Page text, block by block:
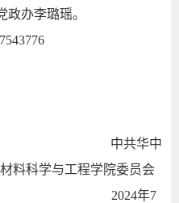
政办李璐瑶。
共华中
料科学与工程学院委员会
年7